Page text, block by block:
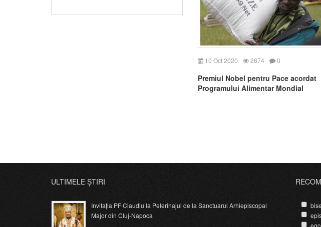
10 Oct 2020 2874 0
Premiul Nobel pentru Pace acordat
Programului Alimentar Mondial
ULTIMELE ȘTIRI
Invitația PF Claudiu la Pelerinajul de la Sanctuarul Arhiepiscopal
Major din Cluj-Napoca